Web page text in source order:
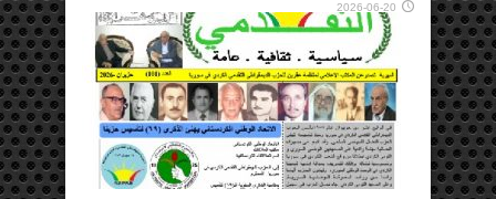
2026-06-20